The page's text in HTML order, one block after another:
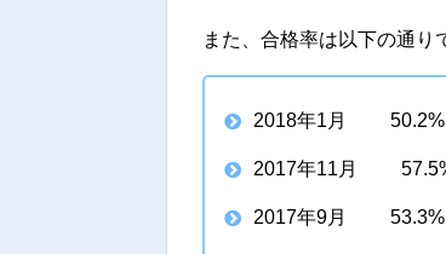
また、合格率は以下の通り
2018年1月 50.2%
2017年11月
2017年9月 53.3%